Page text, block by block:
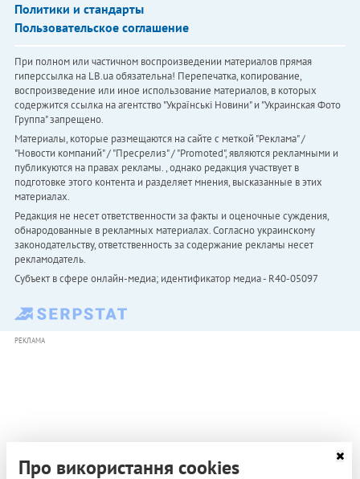
Политики и стандарты
Пользовательское соглашение
При полном или частичном воспроизведении материалов прямая
гиперссылка на LB.ua обязательна! Перепечатка, копирование,
воспроизведение или иное использование материалов, в которых
содержится ссылка на агентство "Українськi Новини" и "Украинская Фото
Группа" запрещено.
Материалы, которые размещаются на сайте с меткой "Реклама" /
"Новости компаний" / "Пресрелиз" / "Promoted", являются рекламными и
публикуются на правах рекламы. , однако редакция участвует в
подготовке этого контента и разделяет мнения, высказанные в этих
материалах.
Редакция не несет ответственности за факты и оценочные суждения,
обнародованные в рекламных материалах. Согласно украинскому
законодательству, ответственность за содержание рекламы несет
рекламодатель.
Субъект в сфере онлайн-медиа; идентификатор медиа - R40-05097
РЕКЛАМА
Про використання cookies